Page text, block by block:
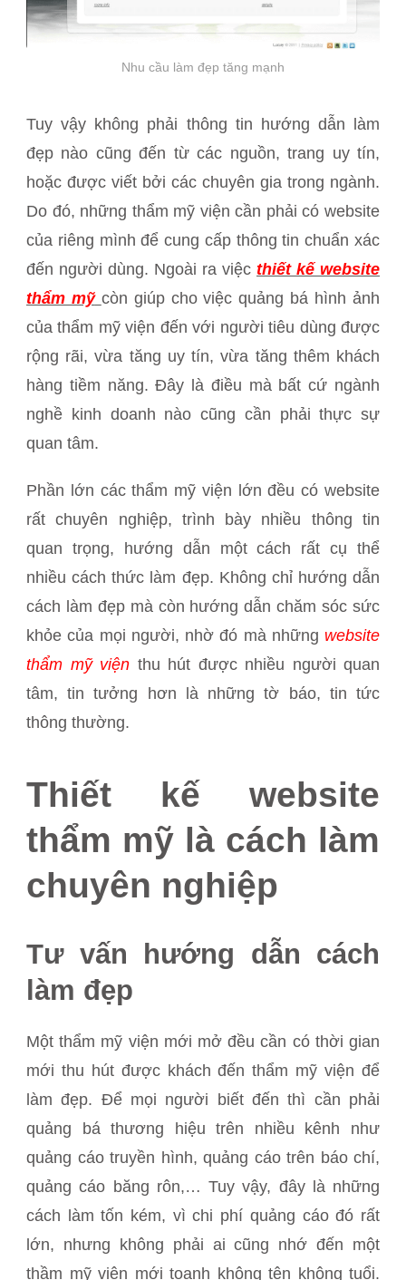
Nhu cầu làm đẹp tăng mạnh
Tuy vậy không phải thông tin hướng dẫn làm
đẹp nào cũng đến từ các nguồn, trang uy tín,
hoặc được viết bởi các chuyên gia trong ngành.
Do đó, những thẩm mỹ viện cần phải có website
của riêng mình để cung cấp thông tin chuẩn xác
đến người dùng. Ngoài ra việc thiết kế website
thẩm mỹ còn giúp cho việc quảng bá hình ảnh
của thẩm mỹ viện đến với người tiêu dùng được
rộng rãi, vừa tăng uy tín, vừa tăng thêm khách
hàng tiềm năng. Đây là điều mà bất cứ ngành
nghề kinh doanh nào cũng cần phải thực sự
quan tâm.
Phần lớn các thẩm mỹ viện lớn đều có website
rất chuyên nghiệp, trình bày nhiều thông tin
quan trọng, hướng dẫn một cách rất cụ thể
nhiều cách thức làm đẹp. Không chỉ hướng dẫn
cách làm đẹp mà còn hướng dẫn chăm sóc sức
khỏe của mọi người, nhờ đó mà những website
thẩm mỹ viện thu hút được nhiều người quan
tâm, tin tưởng hơn là những tờ báo, tin tức
thông thường.
Thiết kế website
thẩm mỹ là cách làm
chuyên nghiệp
Tư vấn hướng dẫn cách
làm đẹp
Một thẩm mỹ viện mới mở đều cần có thời gian
mới thu hút được khách đến thẩm mỹ viện để
làm đẹp. Để mọi người biết đến thì cần phải
quảng bá thương hiệu trên nhiều kênh như
quảng cáo truyền hình, quảng cáo trên báo chí,
quảng cáo băng rôn,… Tuy vậy, đây là những
cách làm tốn kém, vì chi phí quảng cáo đó rất
lớn, nhưng không phải ai cũng nhớ đến một
thầm mỹ viện mới toanh không tên không tuổi.